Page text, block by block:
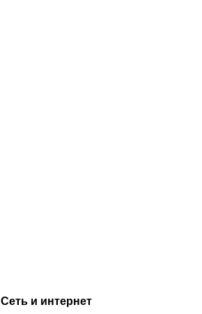
Сеть и интернет